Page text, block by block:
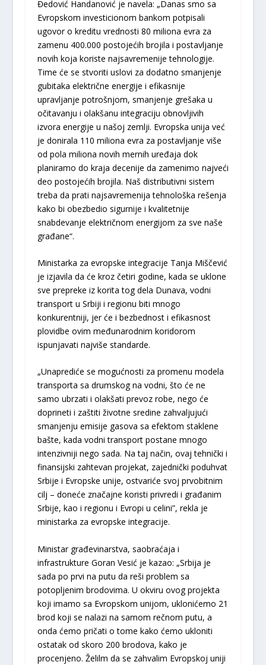
Đedović Handanović je navela: „Danas smo sa
Evropskom investicionom bankom potpisali
ugovor o kreditu vrednosti 80 miliona evra za
zamenu 400.000 postojećih brojila i postavljanje
novih koja koriste najsavremenije tehnologije.
Time će se stvoriti uslovi za dodatno smanjenje
gubitaka električne energije i efikasnije
upravljanje potrošnjom, smanjenje grešaka u
očitavanju i olakšanu integraciju obnovljivih
izvora energije u našoj zemlji. Evropska unija već
je donirala 110 miliona evra za postavljanje više
od pola miliona novih mernih uređaja dok
planiramo do kraja decenije da zamenimo najveći
deo postojećih brojila. Naš distributivni sistem
treba da prati najsavremenija tehnološka rešenja
kako bi obezbedio sigurnije i kvalitetnije
snabdevanje električnom energijom za sve naše
građane“.
Ministarka za evropske integracije Tanja Miščević
je izjavila da će kroz četiri godine, kada se uklone
sve prepreke iz korita tog dela Dunava, vodni
transport u Srbiji i regionu biti mnogo
konkurentniji, jer će i bezbednost i efikasnost
plovidbe ovim međunarodnim koridorom
ispunjavati najviše standarde.
„Unaprediće se mogućnosti za promenu modela
transporta sa drumskog na vodni, što će ne
samo ubrzati i olakšati prevoz robe, nego će
doprineti i zaštiti životne sredine zahvaljujući
smanjenju emisije gasova sa efektom staklene
bašte, kada vodni transport postane mnogo
intenzivniji nego sada. Na taj način, ovaj tehnički i
finansijski zahtevan projekat, zajednički poduhvat
Srbije i Evropske unije, ostvariće svoj prvobitnim
cilj – doneće značajne koristi privredi i građanim
Srbije, kao i regionu i Evropi u celini”, rekla je
ministarka za evropske integracije.
Ministar građevinarstva, saobraćaja i
infrastrukture Goran Vesić je kazao: „Srbija je
sada po prvi na putu da reši problem sa
potopljenim brodovima. U okviru ovog projekta
koji imamo sa Evropskom unijom, uklonićemo 21
brod koji se nalazi na samom rečnom putu, a
onda ćemo pričati o tome kako ćemo ukloniti
ostatak od skoro 200 brodova, kako je
procenjeno. Želilm da se zahvalim Evropskoj uniji